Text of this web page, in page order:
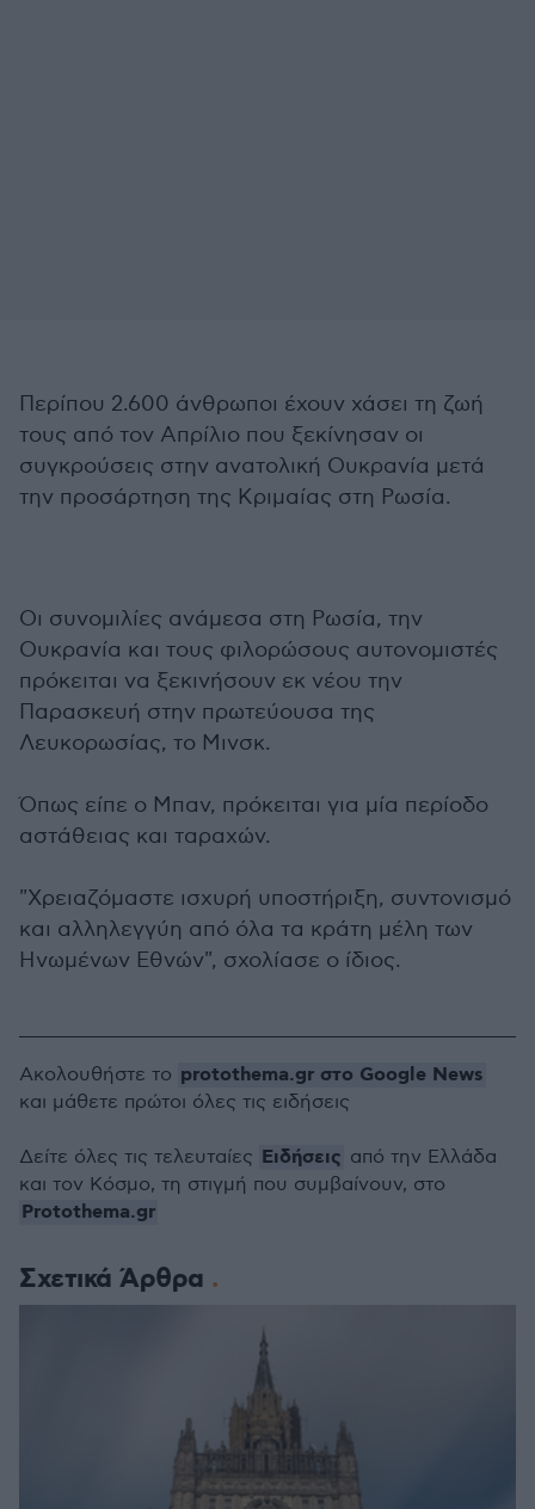
Περίπου 2.600 άνθρωποι έχουν χάσει τη ζωή
τους από τον Απρίλιο που ξεκίνησαν οι
συγκρούσεις στην ανατολική Ουκρανία μετά
την προσάρτηση της Κριμαίας στη Ρωσία.
Οι συνομιλίες ανάμεσα στη Ρωσία, την
Ουκρανία και τους φιλορώσους αυτονομιστές
πρόκειται να ξεκινήσουν εκ νέου την
Παρασκευή στην πρωτεύουσα της
Λευκορωσίας, το Μινσκ.
Όπως είπε ο Μπαν, πρόκειται για μία περίοδο
αστάθειας και ταραχών.
"Χρειαζόμαστε ισχυρή υποστήριξη, συντονισμό
και αλληλεγγύη από όλα τα κράτη μέλη των
Ηνωμένων Εθνών", σχολίασε ο ίδιος.
Σχετικά Άρθρα
Ακολουθήστε το protothema.gr στο Google News
και μάθετε πρώτοι όλες τις ειδήσεις
Δείτε όλες τις τελευταίες Ειδήσεις από την Ελλάδα
και τον Κόσμο, τη στιγμή που συμβαίνουν, στο
Protothema.gr